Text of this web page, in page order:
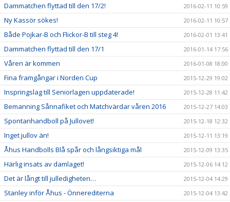
Dammatchen flyttad till den 17/2! 2016-02-11 10:59
Ny Kassör sökes! 2016-02-11 10:57
Både Pojkar-B och Flickor-B till steg 4! 2016-02-01 13:41
Dammatchen flyttad till den 17/1 2016-01-14 17:56
Våren är kommen 2016-01-08 18:00
Fina framgångar i Norden Cup 2015-12-29 19:02
Inspringslag till Seniorlagen uppdaterade! 2015-12-28 11:42
Bemanning Sånnafiket och Matchvärdar våren 2016 2015-12-27 14:03
Spontanhandboll på Jullovet! 2015-12-18 12:32
Inget jullov än! 2015-12-11 13:19
Åhus Handbolls Blå spår och långsiktiga mål 2015-12-09 13:35
Härlig insats av damlaget! 2015-12-06 14:12
Det är långt till julledigheten… 2015-12-04 14:29
Stanley inför Åhus - Önnerediterna 2015-12-04 13:42